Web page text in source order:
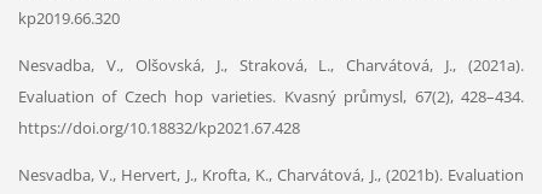
kp2019.66.320
Nesvadba, V., Olšovská, J., Straková, L., Charvátová, J., (2021a).
Evaluation of Czech hop varieties. Kvasný průmysl, 67(2), 428–434.
https://doi.org/10.18832/kp2021.67.428
Nesvadba, V., Hervert, J., Krofta, K., Charvátová, J., (2021b). Evaluation